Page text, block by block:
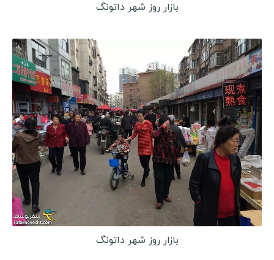
بازار روز شهر داتونگ
بازار روز شهر داتونگ